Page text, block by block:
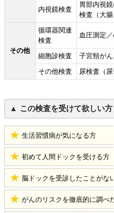
内視鏡検査
胃部内視
検査（大腸
その他
循環器関連
検査
血圧測定
細胞診検査
子宮頸が
その他検査
尿検査（尿
この検査を受けて欲しい方
生活習慣病が気になる方
初めて人間ドックを受ける方
脳ドックを受診したことがな
がんのリスクを徹底的に調べ